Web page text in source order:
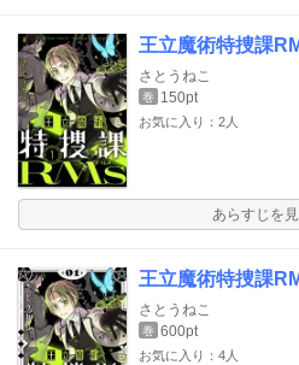
王立魔術特捜課
さとうねこ
巻 150pt
お気に入り：2人
あらすじを
王立魔術特捜課
さとうねこ
巻 600pt
お気に入り：4人